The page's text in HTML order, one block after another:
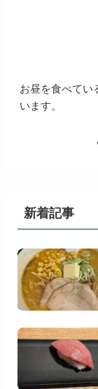
お昼を食べてい
います。
新着記事